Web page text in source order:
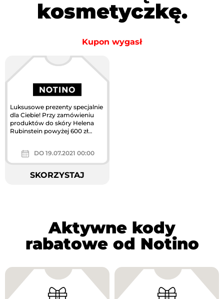
kosmetyczkę.
Kupon wygasł
Luksusowe prezenty specjalnie
dla Ciebie! Przy zamówieniu
produktów do skóry Helena
Rubinstein powyżej 600 zł
DO 19.07.2021 00:00
SKORZYSTAJ
Aktywne kody
rabatowe od Notino